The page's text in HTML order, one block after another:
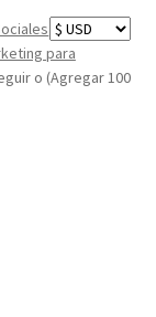
web
para
o (Agregar 100